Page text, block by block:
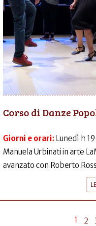
Corso di Danze
Giorni e orari: Lunedì h
Manuela Urbinati in arte
avanzato con Roberto
1 2